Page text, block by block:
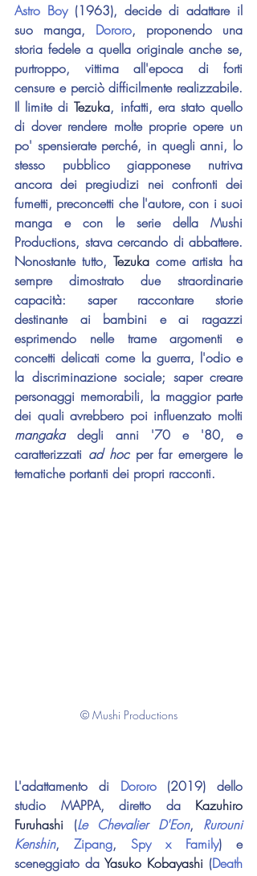
Astro Boy (1963), decide di adattare il
suo manga, Dororo, proponendo una
storia fedele a quella originale anche se,
purtroppo, vittima all'epoca di forti
censure e perciò difficilmente realizzabile.
Il limite di Tezuka, infatti, era stato quello
di dover rendere molte proprie opere un
po' spensierate perché, in quegli anni, lo
stesso pubblico giapponese nutriva
ancora dei pregiudizi nei confronti dei
fumetti, preconcetti che l'autore, con i suoi
manga e con le serie della Mushi
Productions, stava cercando di abbattere.
Nonostante tutto, Tezuka come artista ha
sempre dimostrato due straordinarie
capacità: saper raccontare storie
destinante ai bambini e ai ragazzi
esprimendo nelle trame argomenti e
concetti delicati come la guerra, l'odio e
la discriminazione sociale; saper creare
personaggi memorabili, la maggior parte
mangaka degli anni '70 e '80, e
caratterizzati ad hoc per far emergere le
tematiche portanti dei propri racconti.
© Mushi Productions
L'adattamento di Dororo (2019) dello
studio MAPPA, diretto da Kazuhiro
Furuhashi (Le Chevalier D'Eon, Rurouni
Kenshin, Zipang, Spy x Family) e
sceneggiato da Yasuko Kobayashi (Death